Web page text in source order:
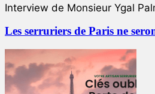
Interview de Monsieur Ygal
Les serruriers de Paris ne